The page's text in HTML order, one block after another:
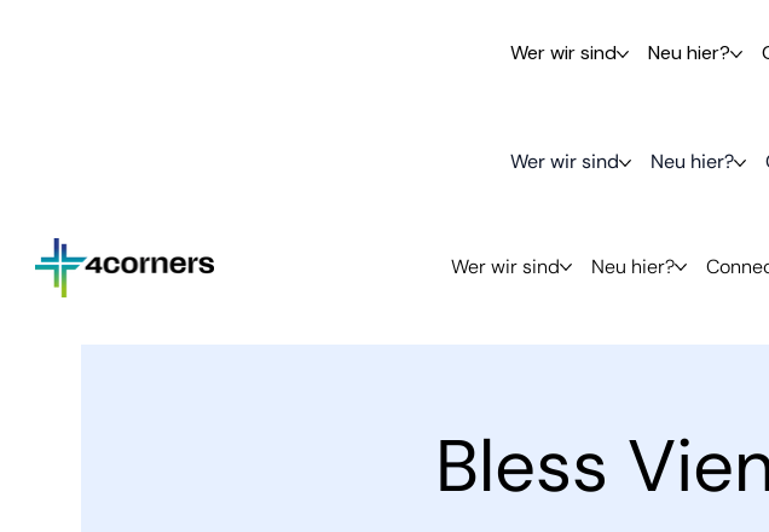
Wer wir sind Neu hier?
Wer wir sind Neu hier?
Wer wir sind Neu hier?
Bless